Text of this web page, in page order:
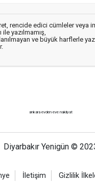
rencide edici cümleler veya
yazılmamış,
ve büyük harflerle
ankara evden eve nakliyat
Diyarbakır Yenigün ©
İletişim Gizlilik